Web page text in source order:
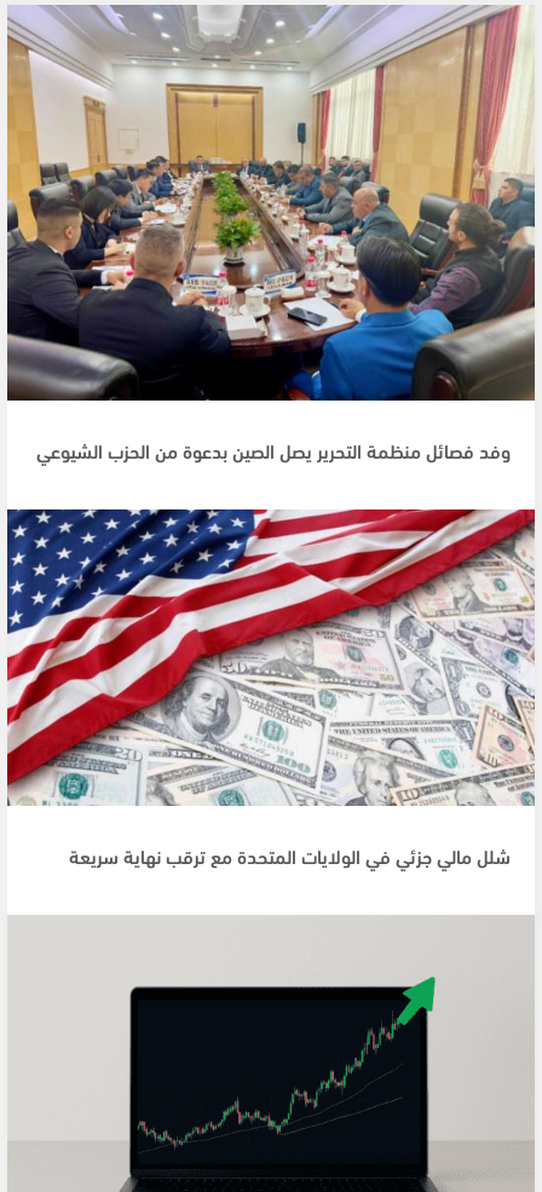
وفد فصائل منظمة التحرير يصل الصين بدعوة من الحزب الشيوعي
شلل مالي جزئي في الولايات المتحدة مع ترقب نهاية سريعة